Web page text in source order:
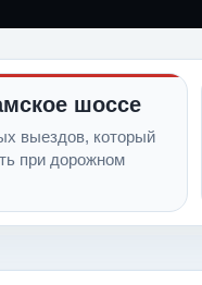
шоссе
выездов, который
при дорожном